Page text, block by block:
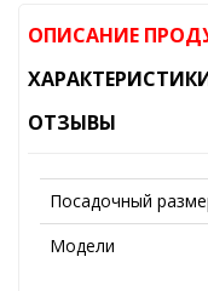
ОПИСАНИЕ
ОТЗЫВЫ
Посадочный
Модели